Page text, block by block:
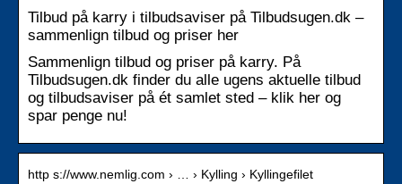
Tilbud på karry i tilbudsaviser på Tilbudsugen.dk –
sammenlign tilbud og priser her
Sammenlign tilbud og priser på karry. På
Tilbudsugen.dk finder du alle ugens aktuelle tilbud
og tilbudsaviser på ét samlet sted – klik her og
spar penge nu!
http s://www.nemlig.com › … › Kylling › Kyllingefilet